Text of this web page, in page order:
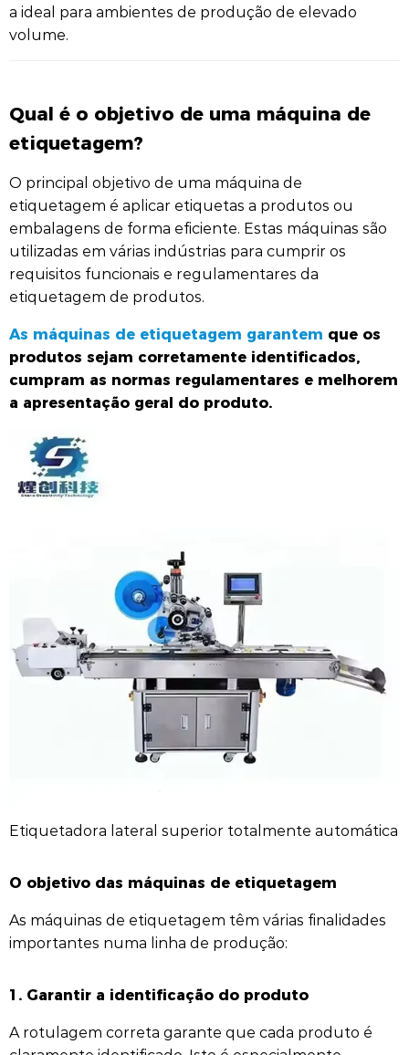
a ideal para ambientes de produção de elevado
volume.
Qual é o objetivo de uma máquina de
etiquetagem?
O principal objetivo de uma máquina de
etiquetagem é aplicar etiquetas a produtos ou
embalagens de forma eficiente. Estas máquinas são
utilizadas em várias indústrias para cumprir os
requisitos funcionais e regulamentares da
etiquetagem de produtos.
As máquinas de etiquetagem garantem que os
produtos sejam corretamente identificados,
cumpram as normas regulamentares e melhorem
a apresentação geral do produto.
Etiquetadora lateral superior totalmente automática
O objetivo das máquinas de etiquetagem
As máquinas de etiquetagem têm várias finalidades
importantes numa linha de produção:
1. Garantir a identificação do produto
A rotulagem correta garante que cada produto é